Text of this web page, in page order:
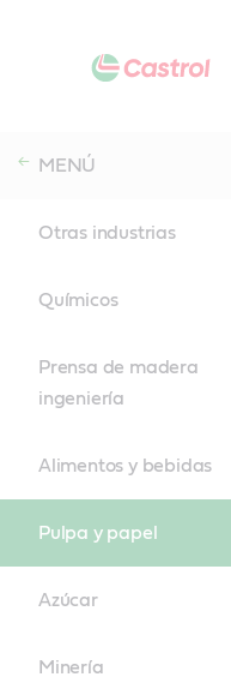
MENÚ
Otras industrias
Químicos
Prensa de madera
ingeniería
Alimentos y bebidas
Pulpa y papel
Azúcar
Minería